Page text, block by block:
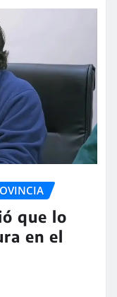
que lo
en el